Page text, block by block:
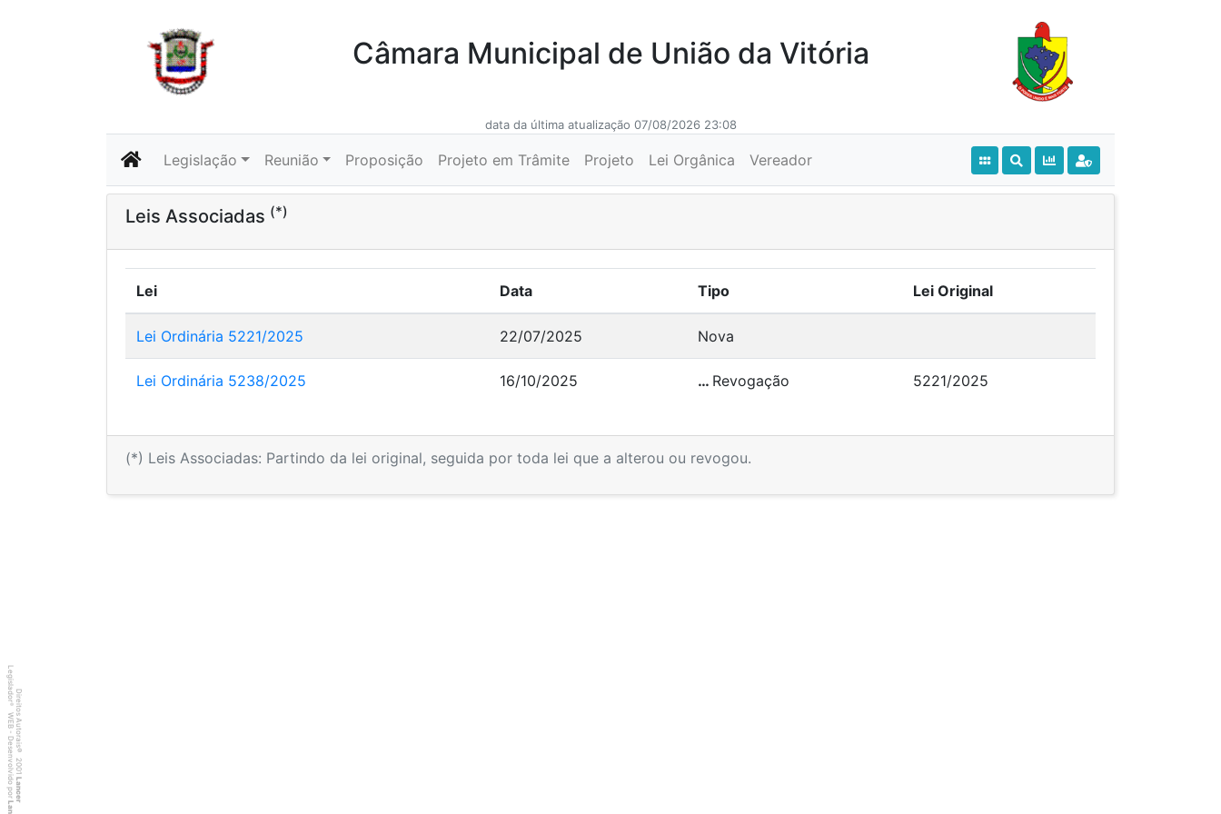
Câmara Municipal de União da Vitória
data da última atualização 07/08/2026 23:08
Legislação Reunião Proposição Projeto em Trâmite Projeto Lei Orgânica Vereador
Leis Associadas (*)
Lei Data Tipo Lei Original
Lei Ordinária 5221/2025 22/07/2025 Nova
Lei Ordinária 5238/2025 16/10/2025 … Revogação 5221/2025
(*) Leis Associadas: Partindo da lei original, seguida por toda lei que a alterou ou revogou.
Direitos Autorais
©
2001
Lancer
Legislador
®
WEB - Desenvolvido por